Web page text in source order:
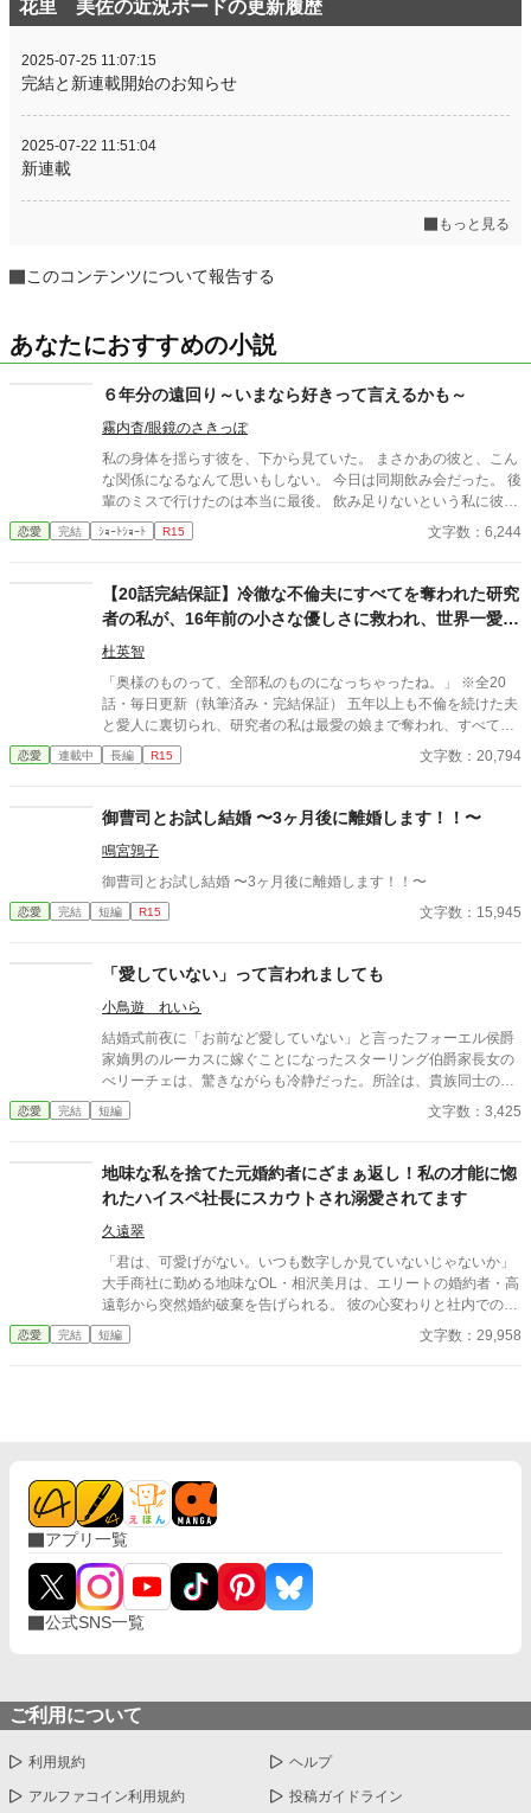
花里 美佐の近況ボードの更新履歴
2025-07-25 11:07:15
完結と新連載開始のお知らせ
2025-07-22 11:51:04
新連載
もっと見る
このコンテンツについて報告する
あなたにおすすめの小説
６年分の遠回り～いまなら好きって言えるかも～
霧内杳/眼鏡のさきっぽ
私の身体を揺らす彼を、下から見ていた。 まさかあの彼と、こん
な関係になるなんて思いもしない。 今日は同期飲み会だった。 後
輩のミスで行けたのは本当に最後。 飲み足りないという私に彼は
付き合ってくれた。 彼とは入社当時、部署は違ったが同じ仕事に
携わっていた。 きっとあの頃のわたしは、彼が好きだったんだと
のせいで、その一線は越えられなかった。 でも、あれから変わっ
た私なら……。 ****** 2021/05/29 公開 ****** 表紙 いもこは妹
pixivID:11163077
恋愛 完結 ｼｮｰﾄｼｮｰﾄ R15 文字数：6,244
【20話完結保証】冷徹な不倫夫にすべてを奪われた研究
者の私が、16年前の小さな優しさに救われ、世界一愛さ
れるまで。
杜英智
「奥様のものって、全部私のものになっちゃったね。」 ※全20
話・毎日更新（執筆済み・完結保証） 五年以上も不倫を続けた夫
と愛人に裏切られ、研究者の私は最愛の娘まで奪われ、すべてを
失った。 どん底に落ちた私へ手を差し伸べてくれたのは、穏やか
で誠実な共同研究者・橘悠真。 なぜか彼は、いつも私だけを優し
へとつながっていた――。 裏切った元夫たちへのスカッとざま
幸せを取り戻す物語。 ※ハッピーエンド保証。母娘が幸せを掴む
結末をお楽しみください。
恋愛 連載中 長編 R15 文字数：20,794
御曹司とお試し結婚 〜3ヶ月後に離婚します！！〜
鳴宮鶉子
御曹司とお試し結婚 〜3ヶ月後に離婚します！！〜
恋愛 完結 短編 R15 文字数：15,945
「愛していない」って言われましても
小鳥遊 れいら
結婚式前夜に「お前など愛していない」と言ったフォーエル侯爵
家嫡男のルーカスに嫁ぐことになったスターリング伯爵家長女の
べリーチェは、驚きながらも冷静だった。所詮は、貴族同士の政
略結婚なのだから愛してほしいなど願ったこともなかった。べリ
ーチェの反応に驚きながらも恋人との時間を優先していくルーカ
った・・・
恋愛 完結 短編 文字数：3,425
地味な私を捨てた元婚約者にざまぁ返し！私の才能に惚
れたハイスペ社長にスカウトされ溺愛されてます
久遠翠
「君は、可愛げがない。いつも数字しか見ていないじゃないか」
大手商社に勤める地味なOL・相沢美月は、エリートの婚約者・高
遠彰から突然婚約破棄を告げられる。 彼の心変わりと社内での孤
立に傷つき、退職を選んだ美月。 しかし、彼らは知らなかった。
彼女には、IT業界で“K”という名で知られる伝説的なデータアナリ
は、その才能を遺憾なく発揮していく。 地味なOLから、誰もが
注目するキャリアウーマンへ。 そして、仕事のパートナーである
蓮の、真っ直ぐで誠実な愛情に、凍てついていた心は次第に溶か
されていく。 これは、才能というガラスの靴を見出された、一人
の女性のシンデレラストーリー。 数字の奥に隠された真実を見抜
く彼女が、本当の愛と幸せを掴むまでの、最高にドラマチックな
逆転ラブストーリー。
恋愛 完結 短編 文字数：29,958
アプリ一覧
公式SNS一覧
ご利用について
利用規約 ヘルプ
アルファコイン利用規約 投稿ガイドライン